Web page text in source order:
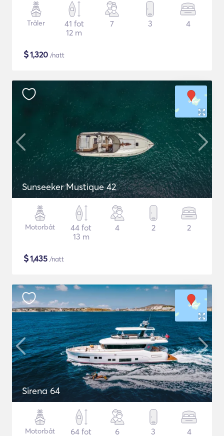
Tråler
41 fot
12 m
7 3 4
$1,320 /natt
Sunseeker Mustique 42
Motorbåt
44 fot
13 m
4 2 2
$1,435 /natt
Sirena 64
Motorbåt
64 fot
6 3 4